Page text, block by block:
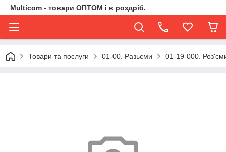
Multicom - товари ОПТОМ і в роздріб.
Товари та послуги 01-00. Разьєми 01-19-000.